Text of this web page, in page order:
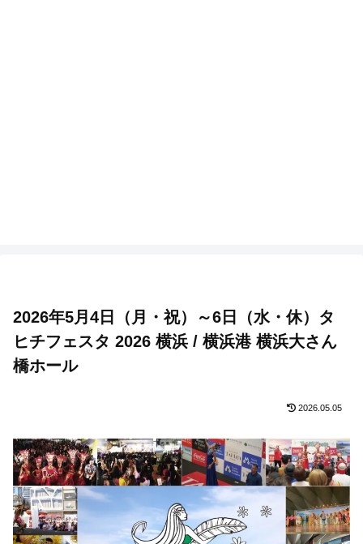
2026年5月4日（月・祝）～6日（水・休）タ
ヒチフェスタ 2026 横浜 / 横浜港 横浜大さん
橋ホール
2026.05.05